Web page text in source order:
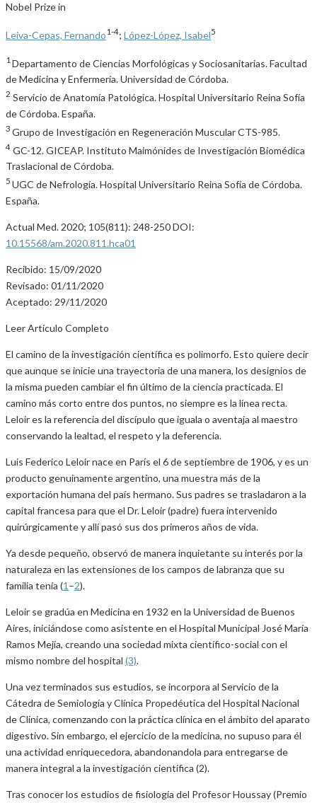
Nobel Prize in
Leiva-Cepas, Fernando1-4; López-López, Isabel5
1 Departamento de Ciencias Morfológicas y Sociosanitarias. Facultad
de Medicina y Enfermería. Universidad de Córdoba.
2 Servicio de Anatomía Patológica. Hospital Universitario Reina Sofía
de Córdoba. España.
3 Grupo de Investigación en Regeneración Muscular CTS-985.
4 GC-12. GICEAP. Instituto Maimónides de Investigación Biomédica
Traslacional de Córdoba.
5 UGC de Nefrología. Hospital Universitario Reina Sofía de Córdoba.
España.
Actual Med. 2020; 105(811): 248-250 DOI:
10.15568/am.2020.811.hca01
Recibido: 15/09/2020
Revisado: 01/11/2020
Aceptado: 29/11/2020
Leer Artículo Completo
El camino de la investigación científica es polimorfo. Esto quiere decir
que aunque se inicie una trayectoria de una manera, los designios de
la misma pueden cambiar el fin último de la ciencia practicada. El
camino más corto entre dos puntos, no siempre es la línea recta.
Leloir es la referencia del discípulo que iguala o aventaja al maestro
conservando la lealtad, el respeto y la deferencia.
Luis Federico Leloir nace en París el 6 de septiembre de 1906, y es un
producto genuinamente argentino, una muestra más de la
exportación humana del país hermano. Sus padres se trasladaron a la
capital francesa para que el Dr. Leloir (padre) fuera intervenido
quirúrgicamente y allí pasó sus dos primeros años de vida.
Ya desde pequeño, observó de manera inquietante su interés por la
naturaleza en las extensiones de los campos de labranza que su
familia tenía (1 –2).
Leloir se gradúa en Medicina en 1932 en la Universidad de Buenos
Aires, iniciándose como asistente en el Hospital Municipal José María
Ramos Mejía, creando una sociedad mixta científico-social con el
mismo nombre del hospital (3).
Una vez terminados sus estudios, se incorpora al Servicio de la
Cátedra de Semiología y Clínica Propedéutica del Hospital Nacional
de Clínica, comenzando con la práctica clínica en el ámbito del aparato
digestivo. Sin embargo, el ejercicio de la medicina, no supuso para él
una actividad enriquecedora, abandonandola para entregarse de
manera integral a la investigación científica (2).
Tras conocer los estudios de fisiología del Profesor Houssay (Premio